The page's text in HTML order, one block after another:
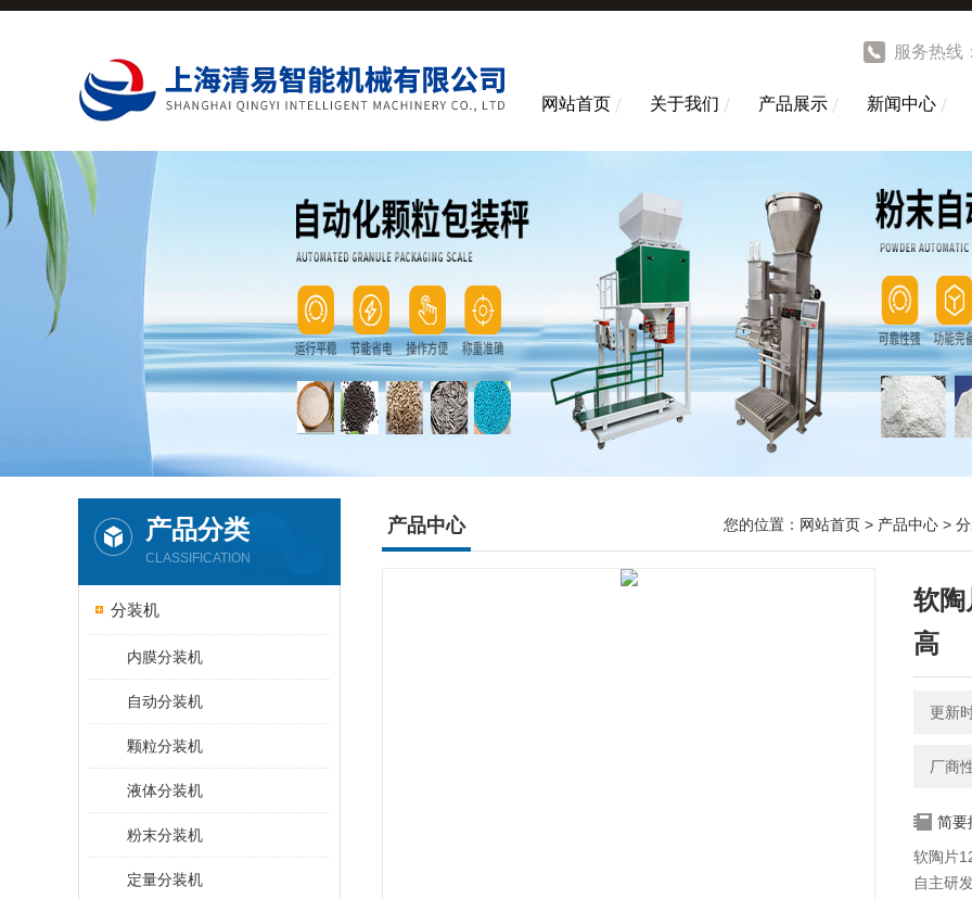
服务热线
网站首页 关于我们 产品展示 新闻中心
产品分类
CLASSIFICATION
分装机
内膜分装机
自动分装机
颗粒分装机
液体分装机
粉末分装机
定量分装机
产品中心 您的位置： 网站首页 > 产品中心 >
软陶
高
更新
厂商
简要
软陶片
自主研